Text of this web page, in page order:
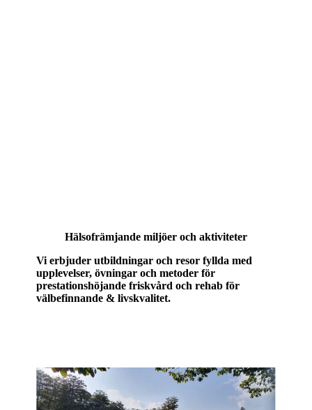
Hälsofrämjande miljöer och aktiviteter
Vi erbjuder utbildningar och resor fyllda med
upplevelser, övningar och metoder för
prestationshöjande friskvård och rehab för
välbefinnande & livskvalitet.